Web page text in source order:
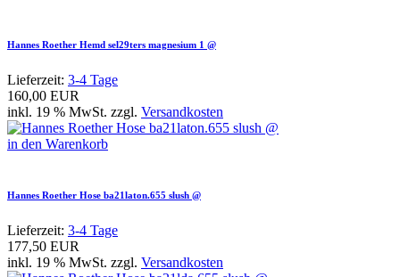
Hannes Roether Hemd sel29ters magnesium 1 @
Lieferzeit: 3-4 Tage
160,00 EUR
inkl. 19 % MwSt. zzgl. Versandkosten
in den Warenkorb
Hannes Roether Hose ba21laton.655 slush @
Lieferzeit: 3-4 Tage
177,50 EUR
inkl. 19 % MwSt. zzgl. Versandkosten